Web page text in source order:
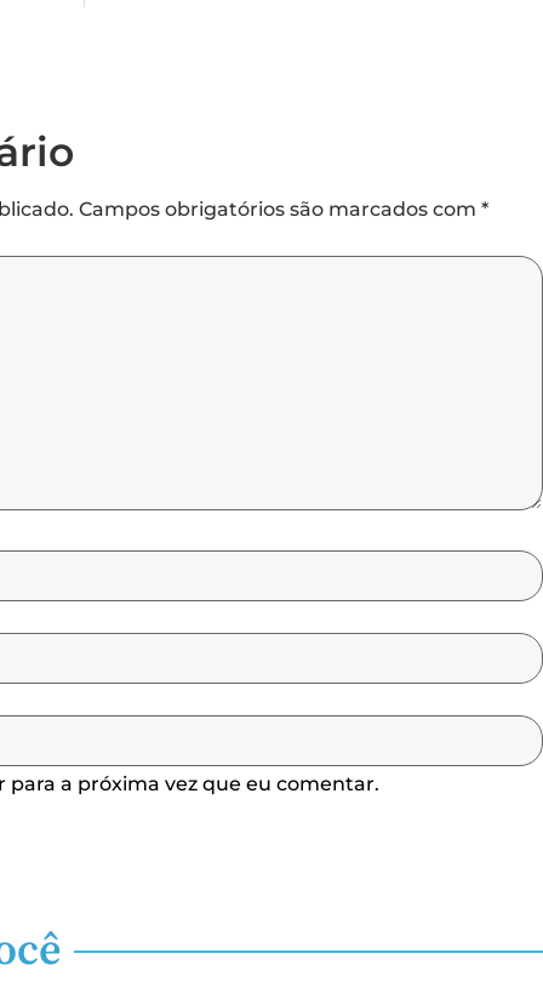
Campos obrigatórios são marcados com*
a próxima vez que eu comentar.